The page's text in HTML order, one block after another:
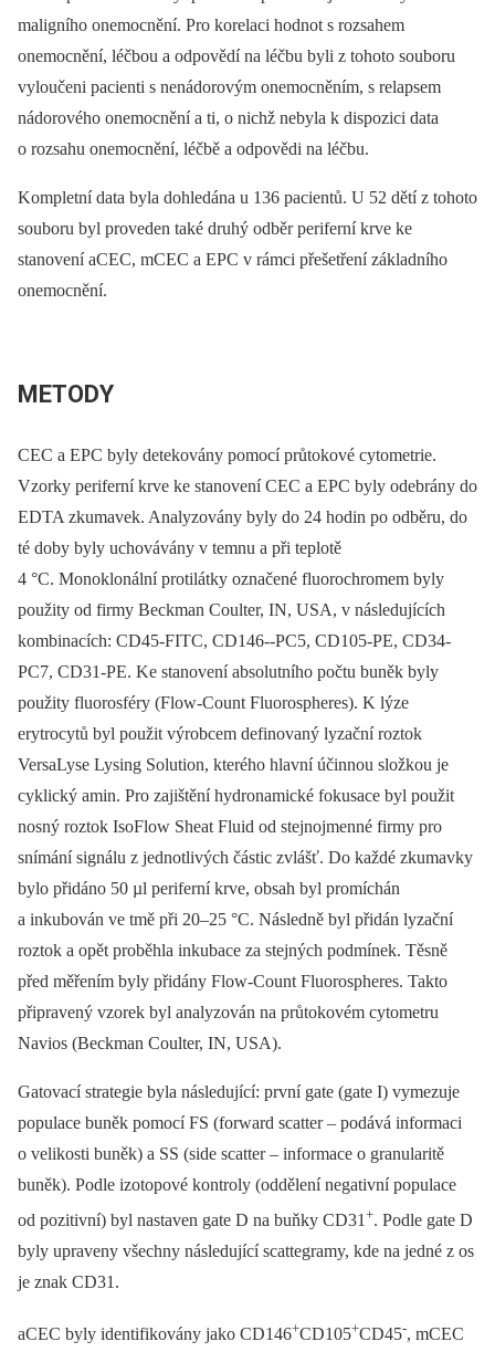
maligního onemocnění. Pro korelaci hodnot s rozsahem
onemocnění, léčbou a odpovědí na léčbu byli z tohoto souboru
vyloučeni pacienti s nenádorovým onemocněním, s relapsem
nádorového onemocnění a ti, o nichž nebyla k dispozici data
o rozsahu onemocnění, léčbě a odpovědi na léčbu.
Kompletní data byla dohledána u 136 pacientů. U 52 dětí z tohoto
souboru byl proveden také druhý odběr periferní krve ke
stanovení aCEC, mCEC a EPC v rámci přešetření základního
onemocnění.
METODY
CEC a EPC byly detekovány pomocí průtokové cytometrie.
Vzorky periferní krve ke stanovení CEC a EPC byly odebrány do
EDTA zkumavek. Analyzovány byly do 24 hodin po odběru, do
té doby byly uchovávány v temnu a při teplotě
4 °C. Monoklonální protilátky označené fluorochromem byly
použity od firmy Beckman Coulter, IN, USA, v následujících
kombinacích: CD45-FITC, CD146--PC5, CD105-PE, CD34-
PC7, CD31-PE. Ke stanovení absolutního počtu buněk byly
použity fluorosféry (Flow-Count Fluorospheres). K lýze
erytrocytů byl použit výrobcem definovaný lyzační roztok
VersaLyse Lysing Solution, kterého hlavní účinnou složkou je
cyklický amin. Pro zajištění hydronamické fokusace byl použit
nosný roztok IsoFlow Sheat Fluid od stejnojmenné firmy pro
snímání signálu z jednotlivých částic zvlášť. Do každé zkumavky
bylo přidáno 50 µl periferní krve, obsah byl promíchán
a inkubován ve tmě při 20–25 °C. Následně byl přidán lyzační
roztok a opět proběhla inkubace za stejných podmínek. Těsně
před měřením byly přidány Flow-Count Fluorospheres. Takto
připravený vzorek byl analyzován na průtokovém cytometru
Navios (Beckman Coulter, IN, USA).
Gatovací strategie byla následující: první gate (gate I) vymezuje
populace buněk pomocí FS (forward scatter –⁠ podává informaci
o velikosti buněk) a SS (side scatter –⁠ informace o granularitě
buněk). Podle izotopové kontroly (oddělení negativní populace
od pozitivní) byl nastaven gate D na buňky CD31 +. Podle gate D
byly upraveny všechny následující scattegramy, kde na jedné z os
je znak CD31.
aCEC byly identifikovány jako CD146+CD105+CD45-, mCEC